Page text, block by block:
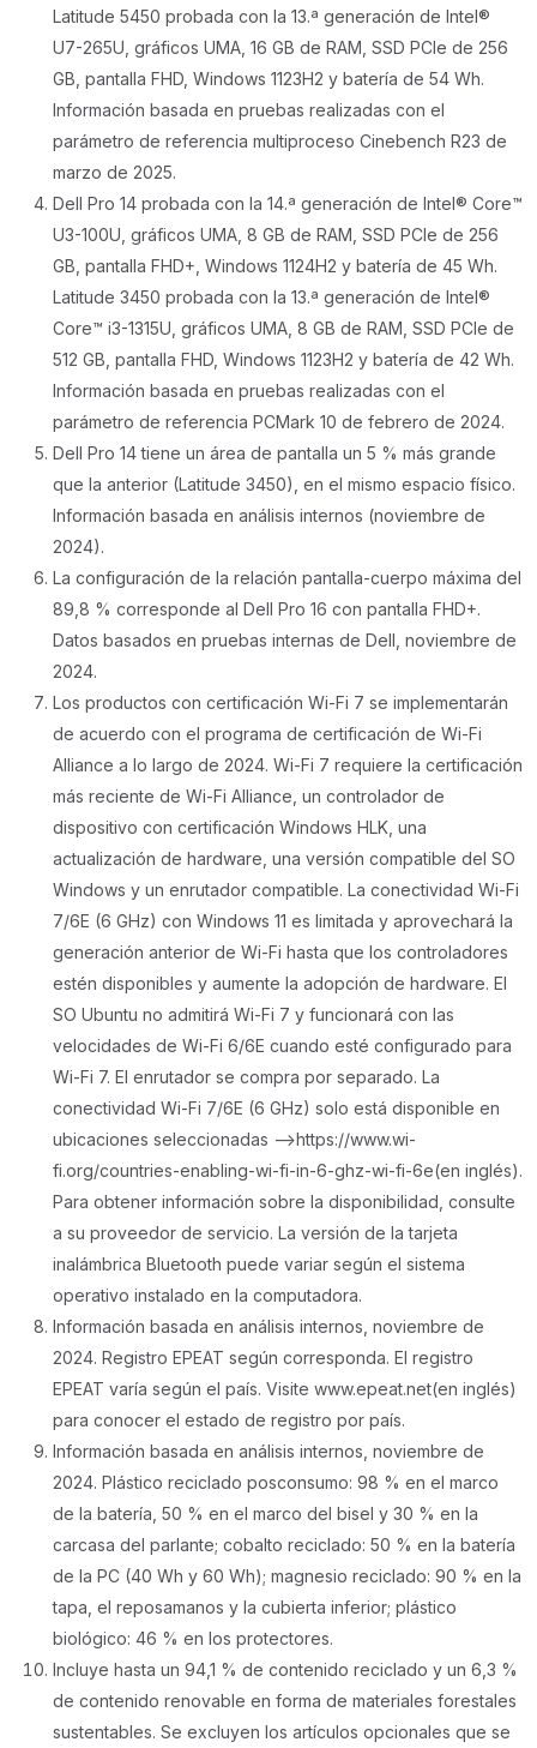
Latitude 5450 probada con la 13.ª generación de Intel®
U7-265U, gráficos UMA, 16 GB de RAM, SSD PCIe de 256
GB, pantalla FHD, Windows 1123H2 y batería de 54 Wh.
Información basada en pruebas realizadas con el
parámetro de referencia multiproceso Cinebench R23 de
marzo de 2025.
Dell Pro 14 probada con la 14.ª generación de Intel® Core™
U3-100U, gráficos UMA, 8 GB de RAM, SSD PCIe de 256
GB, pantalla FHD+, Windows 1124H2 y batería de 45 Wh.
Latitude 3450 probada con la 13.ª generación de Intel®
Core™ i3-1315U, gráficos UMA, 8 GB de RAM, SSD PCIe de
512 GB, pantalla FHD, Windows 1123H2 y batería de 42 Wh.
Información basada en pruebas realizadas con el
parámetro de referencia PCMark 10 de febrero de 2024.
Dell Pro 14 tiene un área de pantalla un 5 % más grande
que la anterior (Latitude 3450), en el mismo espacio físico.
Información basada en análisis internos (noviembre de
2024).
La configuración de la relación pantalla-cuerpo máxima del
89,8 % corresponde al Dell Pro 16 con pantalla FHD+.
Datos basados en pruebas internas de Dell, noviembre de
2024.
Los productos con certificación Wi-Fi 7 se implementarán
de acuerdo con el programa de certificación de Wi-Fi
Alliance a lo largo de 2024. Wi-Fi 7 requiere la certificación
más reciente de Wi-Fi Alliance, un controlador de
dispositivo con certificación Windows HLK, una
actualización de hardware, una versión compatible del SO
Windows y un enrutador compatible. La conectividad Wi-Fi
7/6E (6 GHz) con Windows 11 es limitada y aprovechará la
generación anterior de Wi-Fi hasta que los controladores
estén disponibles y aumente la adopción de hardware. El
SO Ubuntu no admitirá Wi-Fi 7 y funcionará con las
velocidades de Wi-Fi 6/6E cuando esté configurado para
Wi-Fi 7. El enrutador se compra por separado. La
conectividad Wi-Fi 7/6E (6 GHz) solo está disponible en
ubicaciones seleccionadas -->https://www.wi-
fi.org/countries-enabling-wi-fi-in-6-ghz-wi-fi-6e(en inglés).
Para obtener información sobre la disponibilidad, consulte
a su proveedor de servicio. La versión de la tarjeta
inalámbrica Bluetooth puede variar según el sistema
operativo instalado en la computadora.
Información basada en análisis internos, noviembre de
2024. Registro EPEAT según corresponda. El registro
EPEAT varía según el país. Visite www.epeat.net(en inglés)
para conocer el estado de registro por país.
Información basada en análisis internos, noviembre de
2024. Plástico reciclado posconsumo: 98 % en el marco
de la batería, 50 % en el marco del bisel y 30 % en la
carcasa del parlante; cobalto reciclado: 50 % en la batería
de la PC (40 Wh y 60 Wh); magnesio reciclado: 90 % en la
tapa, el reposamanos y la cubierta inferior; plástico
biológico: 46 % en los protectores.
Incluye hasta un 94,1 % de contenido reciclado y un 6,3 %
de contenido renovable en forma de materiales forestales
sustentables. Se excluyen los artículos opcionales que se